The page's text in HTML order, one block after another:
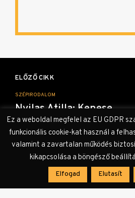
navigáció
ELŐZŐ CIKK
SZÉPIRODALOM
Nyilas Atilla: Kenese
KÖVETKEZŐ CIKK
LITKULT, KÖNYVKRITIKA
Csodásan sokszínű,
emberi
Ez a weboldal megfelel az EU GDPR
funkcionális cookie-kat használ a
valamint a zavartalan működés
kikapcsolása a böngésző
Elfogad Elutasít